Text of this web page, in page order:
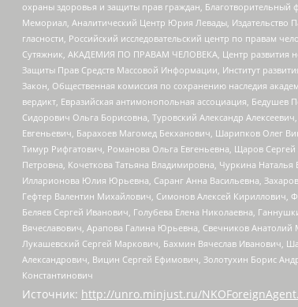
охраны здоровья и защиты прав граждан,
Мемориал, Аналитический Центр Юрия Левады, Издательство
гласности, Российский исследовательский центр по правам
Сутяжник, АКАДЕМИЯ ПО ПРАВАМ ЧЕЛОВЕКА, Центр развития
Защиты Прав Средств Массовой Информации, Институт
Закон, Общественная комиссия по сохранению наследия
вердикт, Евразийская антимонопольная ассоциация,
Сидорович Ольга Борисовна, Туровский Александр
Евгеньевич, Барахоев Магомед Бекханович, Шарипков Олег
Тимур Рифгатович, Романова Ольга Евгеньевна, Щаров
Петровна, Кочеткова Татьяна Владимировна, Чуркина
Илларионова Юлия Юрьевна, Саранг Анна Васильевна,
Гефтер Валентин Михайлович, Симонов Алексей Кириллович,
Беляев Сергей Иванович, Голубева Елена Николаевна,
Вячеславович, Арапова Галина Юрьевна, Свечников
Лукашевский Сергей Маркович, Бахмин Вячеслав Иванович,
Александрович, Вицин Сергей Ефимович, Золотухин Борис
Константинович
Источник: http://unro.minjust.ru/